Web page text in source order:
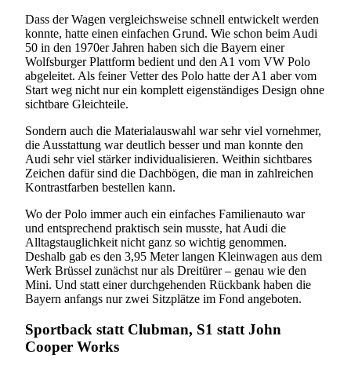
Dass der Wagen vergleichsweise schnell entwickelt werden
konnte, hatte einen einfachen Grund. Wie schon beim Audi
50 in den 1970er Jahren haben sich die Bayern einer
Wolfsburger Plattform bedient und den A1 vom VW Polo
abgeleitet. Als feiner Vetter des Polo hatte der A1 aber vom
Start weg nicht nur ein komplett eigenständiges Design ohne
sichtbare Gleichteile.
Sondern auch die Materialauswahl war sehr viel vornehmer,
die Ausstattung war deutlich besser und man konnte den
Audi sehr viel stärker individualisieren. Weithin sichtbares
Zeichen dafür sind die Dachbögen, die man in zahlreichen
Kontrastfarben bestellen kann.
Wo der Polo immer auch ein einfaches Familienauto war
und entsprechend praktisch sein musste, hat Audi die
Alltagstauglichkeit nicht ganz so wichtig genommen.
Deshalb gab es den 3,95 Meter langen Kleinwagen aus dem
Werk Brüssel zunächst nur als Dreitürer – genau wie den
Mini. Und statt einer durchgehenden Rückbank haben die
Bayern anfangs nur zwei Sitzplätze im Fond angeboten.
Sportback statt Clubman, S1 statt John
Cooper Works